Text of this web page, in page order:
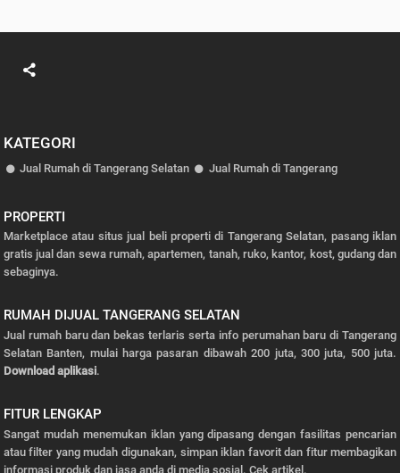
KATEGORI
Jual Rumah di Tangerang Selatan Jual Rumah di Tangerang
PROPERTI
Marketplace atau situs jual beli properti di Tangerang Selatan, pasang iklan
gratis jual dan sewa rumah, apartemen, tanah, ruko, kantor, kost, gudang dan
sebaginya.
RUMAH DIJUAL TANGERANG SELATAN
Jual rumah baru dan bekas terlaris serta info perumahan baru di Tangerang
Selatan Banten, mulai harga pasaran dibawah 200 juta, 300 juta, 500 juta.
Download aplikasi.
FITUR LENGKAP
Sangat mudah menemukan iklan yang dipasang dengan fasilitas pencarian
atau filter yang mudah digunakan, simpan iklan favorit dan fitur membagikan
informasi produk dan jasa anda di media sosial. Cek artikel.